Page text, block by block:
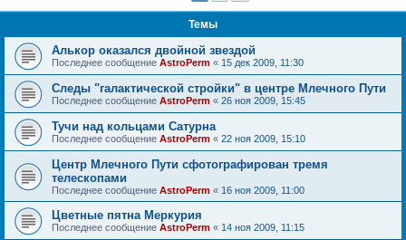
Темы
Алькор оказался двойной звездой
Последнее сообщение AstroPerm « 15 дек 2009, 11:30
Следы "галактической стройки" в центре Млечного Пути
Последнее сообщение AstroPerm « 26 ноя 2009, 15:45
Тучи над кольцами Сатурна
Последнее сообщение AstroPerm « 22 ноя 2009, 15:10
Центр Млечного Пути сфотографирован тремя
телескопами
Последнее сообщение AstroPerm « 16 ноя 2009, 11:00
Цветные пятна Меркурия
Последнее сообщение AstroPerm « 14 ноя 2009, 11:15